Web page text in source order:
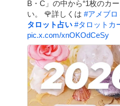
B・C」の中から“1枚のカ
い。 🌹詳しくは #アメブロ
タロット占い #タロットカ
pic.x.com/xnOKOdCeSy